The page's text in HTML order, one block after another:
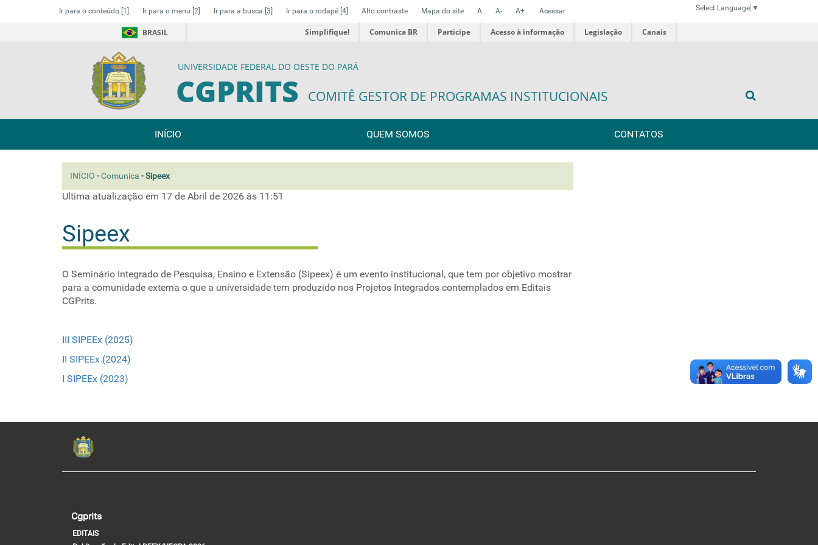
Ir para o conteúdo [1] Ir para o menu [2] Ir para a busca [3] Ir para o rodapé [4] Alto contraste Mapa do site A A- A+ Acessar Select Language ▼
BRASIL Simplifique! Comunica BR Participe Acesso à informação Legislação Canais
UNIVERSIDADE FEDERAL DO OESTE DO PARÁ
CGPRITS COMITÊ GESTOR DE PROGRAMAS INSTITUCIONAIS
INÍCIO QUEM SOMOS CONTATOS
INÍCIO -Comunica -Sipeex
Ultima atualização em 17 de Abril de 2026 às 11:51
Sipeex
O Seminário Integrado de Pesquisa, Ensino e Extensão (Sipeex) é um evento institucional, que tem por objetivo mostrar
para a comunidade externa o que a universidade tem produzido nos Projetos Integrados contemplados em Editais
CGPrits.
III SIPEEx (2025)
II SIPEEx (2024)
I SIPEEx (2023)
Cgprits
EDITAIS